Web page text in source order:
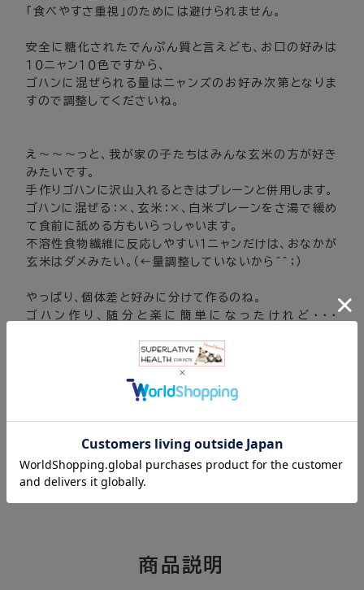
「食べやすさ重視」のためには避けられません。
安全に糖化されたでんぷん質と言えども、お口の好みは
１０ニャン１０色ですから、
ゴハンに混ぜられる量はニャンズのお好み次第となりま
すので調整してくださいね。
え～～～っと、我が家の子たちはみんな玄米の方が好き
みたいです。
手作りゴハンに沢山入れるときはプレーンと併用します。
ゴハンに混ぜる：×、玄米：×、白米プレーンをさ湯で緩め
て食前に舐める方もいらっしゃいます。
不溶性食物繊維に反応しやすい１ニャンだけは、おなかが
玄米はダメみたい。（←量調整していないから^^；）
やっぱり、個体差と好みに分けて作るのね。
ゴハン作り、随分と楽に簡単になったけれど・・・